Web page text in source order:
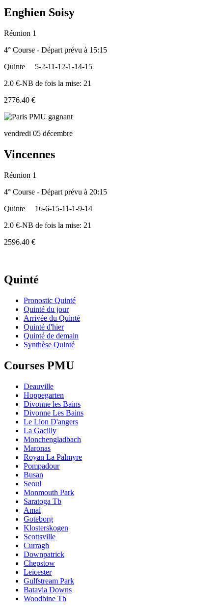
Enghien Soisy
Réunion 1
4° Course - Départ prévu à 15:15
Quinte
5-2-11-12-1-14-15
2.0 €-NB de fois la mise: 21
2776.40 €
vendredi 05 décembre
Vincennes
Réunion 1
4° Course - Départ prévu à 20:15
Quinte
16-6-15-11-1-9-14
2.0 €-NB de fois la mise: 21
2596.40 €
Quinté
Pronostic Quinté
Quinté du jour
Arrivée du Quinté
Quinté d'hier
Quinté de demain
Synthèse Quinté
Courses PMU
Deauville
Hoppegarten
Divonne les Bains
Divonne Les Bains
Le Lion D'angers
La Gacilly
Monchengladbach
Maronas
Royan La Palmyre
Pompadour
Busan
Seoul
Monmouth Park
Saratoga Tb
Amal
Goteborg
Klosterskogen
Scottsville
Curragh
Downpatrick
Chepstow
Leicester
Gulfstream Park
Batavia Downs
Woodbine Tb